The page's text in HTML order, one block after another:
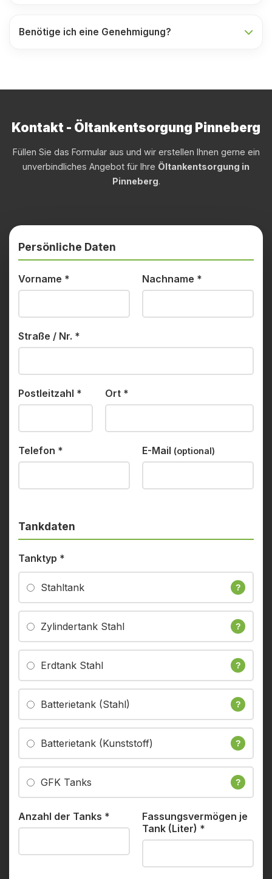
Benötige ich eine Genehmigung?
Kontakt - Öltankentsorgung Pinneberg
Füllen Sie das Formular aus und wir erstellen Ihnen gerne ein
unverbindliches Angebot für Ihre Öltankentsorgung in
Pinneberg.
Persönliche Daten
Vorname * Nachname *
Straße / Nr. *
Postleitzahl * Ort *
Telefon * E-Mail (optional)
Tankdaten
Tanktyp *
Stahltank ?
Zylindertank Stahl ?
Erdtank Stahl ?
Batterietank (Stahl) ?
Batterietank (Kunststoff) ?
GFK Tanks ?
Anzahl der Tanks *
Fassungsvermögen je
Tank (Liter) *